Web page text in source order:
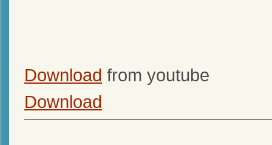
Download from youtube
Download